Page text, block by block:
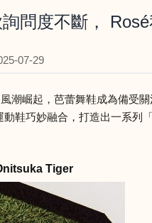
問度不斷， Rosé
07-29
潮崛起，芭蕾舞鞋成為備受
鞋巧妙融合，打造出一系列
Tiger